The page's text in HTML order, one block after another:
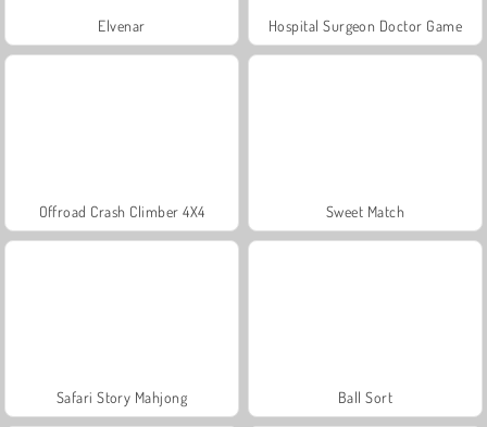
Elvenar Hospital Surgeon Doctor Game
Offroad Crash Climber 4X4 Sweet Match
Safari Story Mahjong Ball Sort